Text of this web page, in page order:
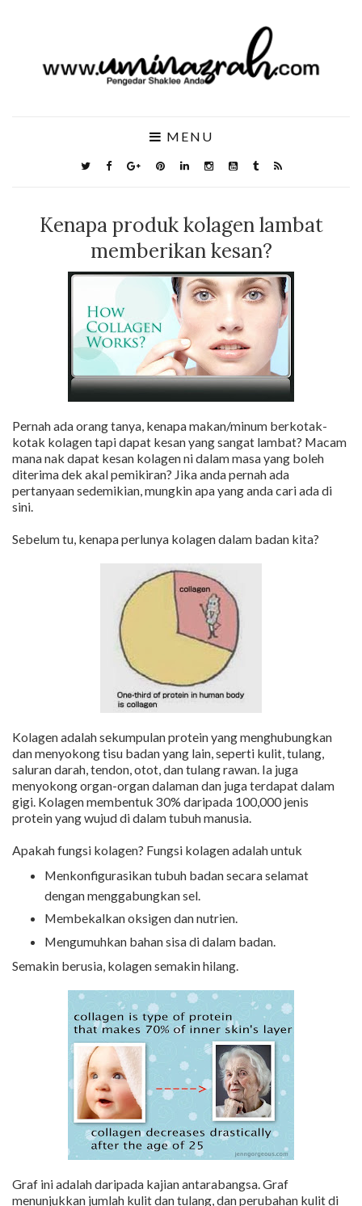
MENU
Kenapa produk kolagen lambat
memberikan kesan?
Pernah ada orang tanya, kenapa makan/minum berkotak-
kotak kolagen tapi dapat kesan yang sangat lambat? Macam
mana nak dapat kesan kolagen ni dalam masa yang boleh
diterima dek akal pemikiran? Jika anda pernah ada
pertanyaan sedemikian, mungkin apa yang anda cari ada di
sini.
Sebelum tu, kenapa perlunya kolagen dalam badan kita?
Kolagen adalah sekumpulan protein yang menghubungkan
dan menyokong tisu badan yang lain, seperti kulit, tulang,
saluran darah, tendon, otot, dan tulang rawan. Ia juga
menyokong organ-organ dalaman dan juga terdapat dalam
gigi. Kolagen membentuk 30% daripada 100,000 jenis
protein yang wujud di dalam tubuh manusia.
Apakah fungsi kolagen? Fungsi kolagen adalah untuk
Menkonfigurasikan tubuh badan secara selamat
dengan menggabungkan sel.
Membekalkan oksigen dan nutrien.
Mengumuhkan bahan sisa di dalam badan.
Semakin berusia, kolagen semakin hilang.
Graf ini adalah daripada kajian antarabangsa. Graf
menunjukkan jumlah kulit dan tulang, dan perubahan kulit di